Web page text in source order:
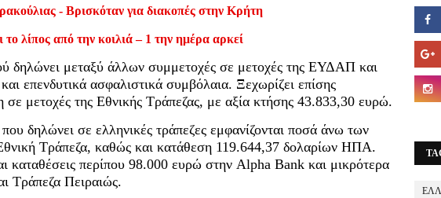
- Βρισκόταν για διακοπές στην Κρήτη
λίπος από την κοιλιά – 1 την ημέρα αρκεί
δηλώνει μεταξύ άλλων συμμετοχές σε μετοχές της ΕΥΔΑΠ και
επενδυτικά ασφαλιστικά συμβόλαια. Ξεχωρίζει επίσης
σε μετοχές της Εθνικής Τράπεζας, με αξία κτήσης 43.833,30 ευρώ.
δηλώνει σε ελληνικές τράπεζες εμφανίζονται ποσά άνω των
Τράπεζα, καθώς και κατάθεση 119.644,37 δολαρίων ΗΠΑ.
καταθέσεις περίπου 98.000 ευρώ στην Alpha Bank και μικρότερα
Τράπεζα Πειραιώς.